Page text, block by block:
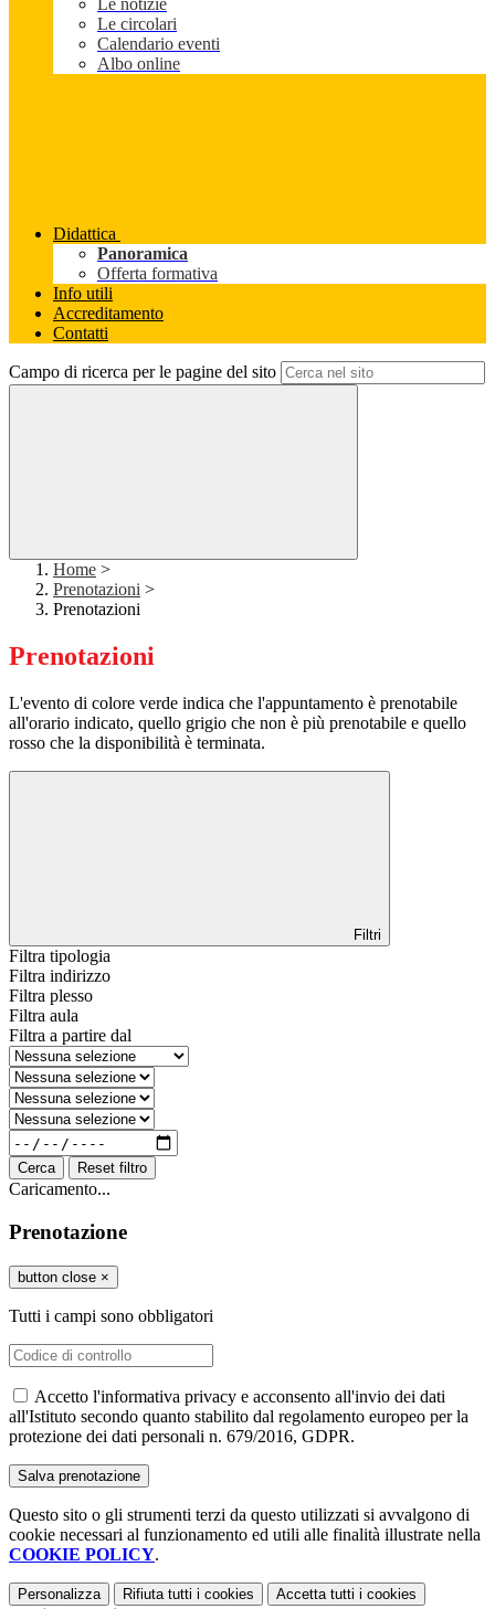
Le notizie
Le circolari
Calendario eventi
Albo online
Didattica
Panoramica
Offerta formativa
Info utili
Accreditamento
Contatti
Campo di ricerca per le pagine del sito
Home >
Prenotazioni >
Prenotazioni
Prenotazioni
L'evento di colore verde indica che l'appuntamento è prenotabile
all'orario indicato, quello grigio che non è più prenotabile e quello
rosso che la disponibilità è terminata.
Filtri
Filtra tipologia
Filtra indirizzo
Filtra plesso
Filtra aula
Filtra a partire dal
Cerca Reset filtro
Caricamento...
Prenotazione
button close ×
Tutti i campi sono obbligatori
Accetto l'informativa privacy e acconsento all'invio dei dati
all'Istituto secondo quanto stabilito dal regolamento europeo per la
protezione dei dati personali n. 679/2016, GDPR.
Questo sito o gli strumenti terzi da questo utilizzati si avvalgono di
cookie necessari al funzionamento ed utili alle finalità illustrate nella
COOKIE POLICY.
Personalizza Rifiuta tutti i cookies Accetta tutti i cookies